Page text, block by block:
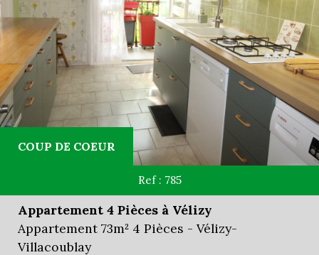
COUP DE COEUR
Ref : 785
Appartement 4 Pièces à Vélizy
Appartement 73m² 4 Pièces - Vélizy-
Villacoublay